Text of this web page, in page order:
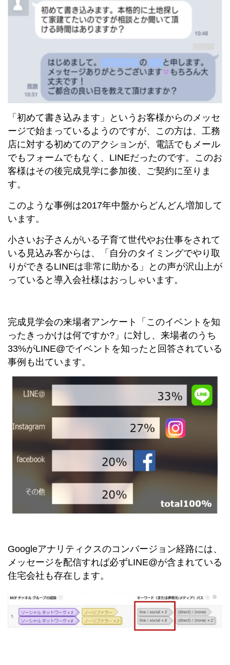
「初めて書き込みます」というお客様からのメッセ
ージで始まっているようのですが、この方は、工務
店に対する初めてのアクションが、電話でもメール
でもフォームでもなく、LINEだったのです。このお
客様はその後完成見学に参加後、ご契約に至りま
す。
このような事例は2017年中盤からどんどん増加して
います。
小さいお子さんがいる子育て世代やお仕事をされて
いる見込み客からは、「自分のタイミングでやり取
りができるLINEは非常に助かる」との声が沢山上が
っていると導入会社様はおっしゃいます。
完成見学会の来場者アンケート「このイベントを知
ったきっかけは何ですか?」に対し、来場者のうち
33%がLINE@でイベントを知ったと回答されている
事例も出ています。
Googleアナリティクスのコンバージョン経路には、
メッセージを配信すれば必ずLINE@が含まれている
住宅会社も存在します。